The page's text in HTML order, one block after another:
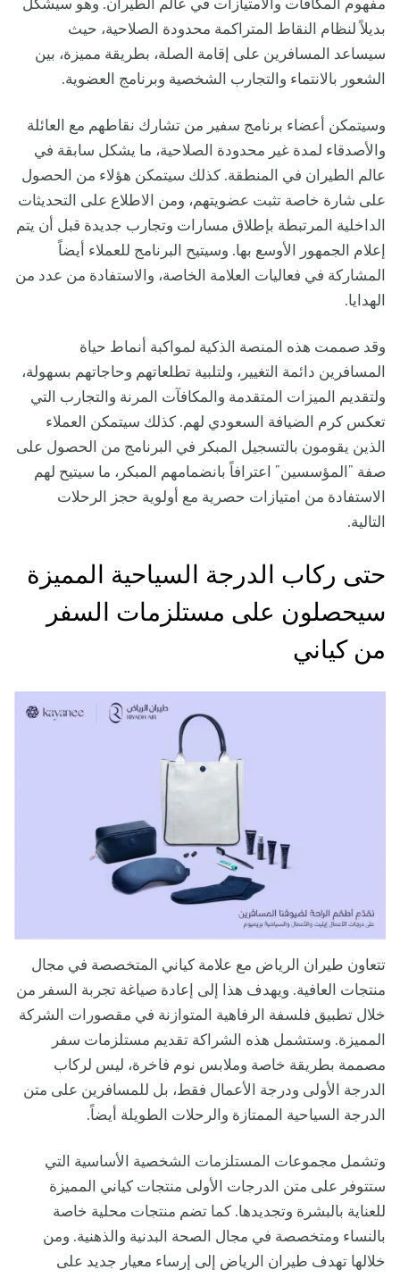
مفهوم المكافآت والامتيازات في عالم الطيران. وهو سيشكل
بديلاً لنظام النقاط المتراكمة محدودة الصلاحية، حيث
سيساعد المسافرين على إقامة الصلة، بطريقة مميزة، بين
الشعور بالانتماء والتجارب الشخصية وبرنامج العضوية.
وسيتمكن أعضاء برنامج سفير من تشارك نقاطهم مع العائلة
والأصدقاء لمدة غير محدودة الصلاحية، ما يشكل سابقة في
عالم الطيران في المنطقة. كذلك سيتمكن هؤلاء من الحصول
على شارة خاصة تثبت عضويتهم، ومن الاطلاع على التحديثات
الداخلية المرتبطة بإطلاق مسارات وتجارب جديدة قبل أن يتم
إعلام الجمهور الأوسع بها. وسيتيح البرنامج للعملاء أيضاً
المشاركة في فعاليات العلامة الخاصة، والاستفادة من عدد من
الهدايا.
وقد صممت هذه المنصة الذكية لمواكبة أنماط حياة
المسافرين دائمة التغيير، ولتلبية تطلعاتهم وحاجاتهم بسهولة،
ولتقديم الميزات المتقدمة والمكافآت المرنة والتجارب التي
تعكس كرم الضيافة السعودي لهم. كذلك سيتمكن العملاء
الذين يقومون بالتسجيل المبكر في البرنامج من الحصول على
صفة "المؤسسين" اعترافاً بانضمامهم المبكر، ما سيتيح لهم
الاستفادة من امتيازات حصرية مع أولوية حجز الرحلات
التالية.
حتى ركاب الدرجة السياحية المميزة
سيحصلون على مستلزمات السفر
من كياني
تتعاون طيران الرياض مع علامة كياني المتخصصة في مجال
منتجات العافية. ويهدف هذا إلى إعادة صياغة تجربة السفر من
خلال تطبيق فلسفة الرفاهية المتوازنة في مقصورات الشركة
المميزة. وستشمل هذه الشراكة تقديم مستلزمات سفر
مصممة بطريقة خاصة وملابس نوم فاخرة، ليس لركاب
الدرجة الأولى ودرجة الأعمال فقط، بل للمسافرين على متن
الدرجة السياحية الممتازة والرحلات الطويلة أيضاً.
وتشمل مجموعات المستلزمات الشخصية الأساسية التي
ستتوفر على متن الدرجات الأولى منتجات كياني المميزة
للعناية بالبشرة وتجديدها. كما تضم منتجات محلية خاصة
بالنساء ومتخصصة في مجال الصحة البدنية والذهنية. ومن
خلالها تهدف طيران الرياض إلى إرساء معيار جديد على